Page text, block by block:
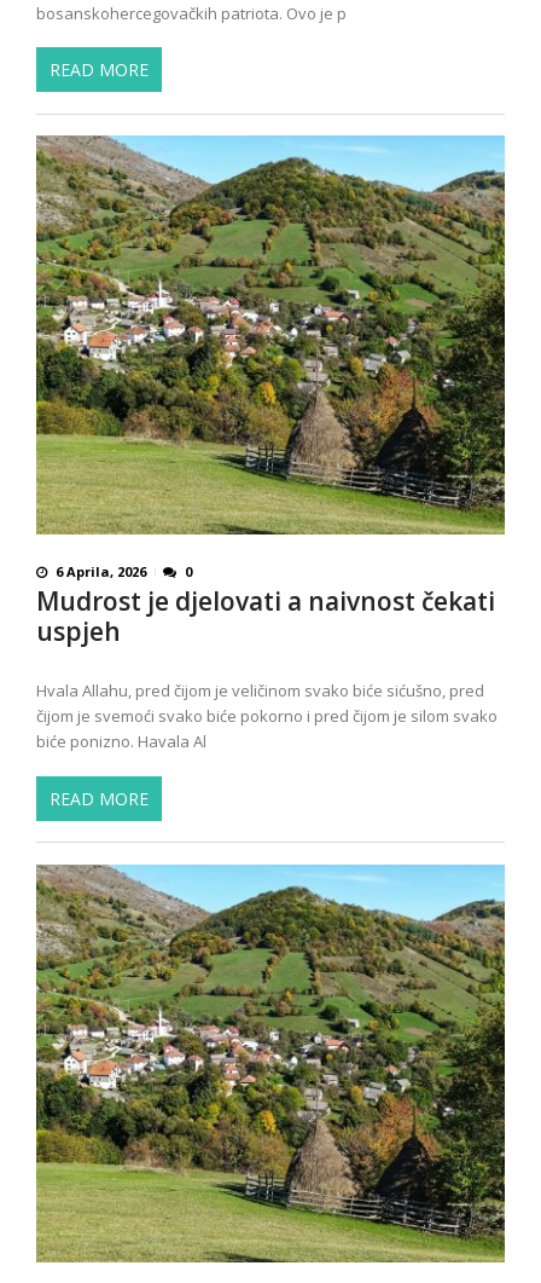
bosanskohercegovačkih patriota. Ovo je p
READ MORE
6 Aprila, 2026 0
Mudrost je djelovati a naivnost čekati
uspjeh
Hvala Allahu, pred čijom je veličinom svako biće sićušno, pred
čijom je svemoći svako biće pokorno i pred čijom je silom svako
biće ponizno. Havala Al
READ MORE